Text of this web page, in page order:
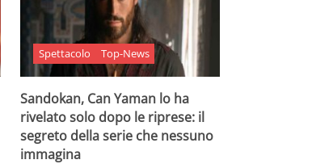
Spettacolo Top-News
Sandokan, Can Yaman lo ha
rivelato solo dopo le riprese: il
segreto della serie che nessuno
immagina